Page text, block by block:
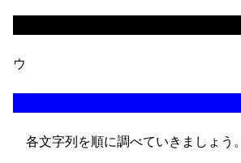
ウ
各文字列を順に調べていきましょう。